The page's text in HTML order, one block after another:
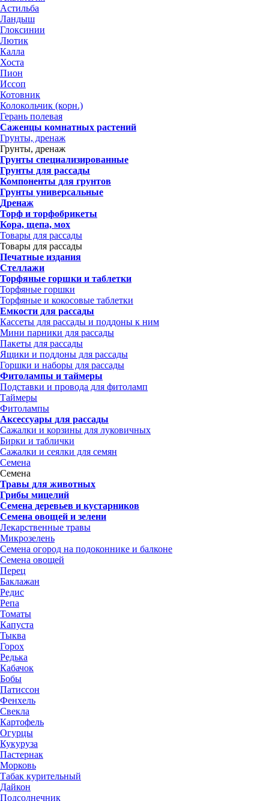
Астильба
Ландыш
Глоксинии
Лютик
Калла
Хоста
Пион
Иссоп
Котовник
Колокольчик (корн.)
Герань полевая
Саженцы комнатных растений
Грунты, дренаж
Грунты, дренаж
Грунты специализированные
Грунты для рассады
Компоненты для грунтов
Грунты универсальные
Дренаж
Торф и торфобрикеты
Кора, щепа, мох
Товары для рассады
Товары для рассады
Печатные издания
Стеллажи
Торфяные горшки и таблетки
Торфяные горшки
Торфяные и кокосовые таблетки
Емкости для рассады
Кассеты для рассады и поддоны к ним
Мини парники для рассады
Пакеты для рассады
Ящики и поддоны для рассады
Горшки и наборы для рассады
Фитолампы и таймеры
Подставки и провода для фитоламп
Таймеры
Фитолампы
Аксессуары для рассады
Сажалки и корзины для луковичных
Бирки и таблички
Сажалки и сеялки для семян
Семена
Семена
Травы для животных
Грибы мицелий
Семена деревьев и кустарников
Семена овощей и зелени
Лекарственные травы
Микрозелень
Семена огород на подоконнике и балконе
Семена овощей
Перец
Баклажан
Редис
Репа
Томаты
Капуста
Тыква
Горох
Редька
Кабачок
Бобы
Патиссон
Фенхель
Свекла
Картофель
Огурцы
Кукуруза
Пастернак
Морковь
Табак курительный
Дайкон
Подсолнечник